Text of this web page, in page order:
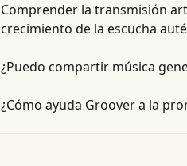
Comprender la transmisión
crecimiento de la escucha
¿Puedo compartir música
¿Cómo ayuda Groover a la